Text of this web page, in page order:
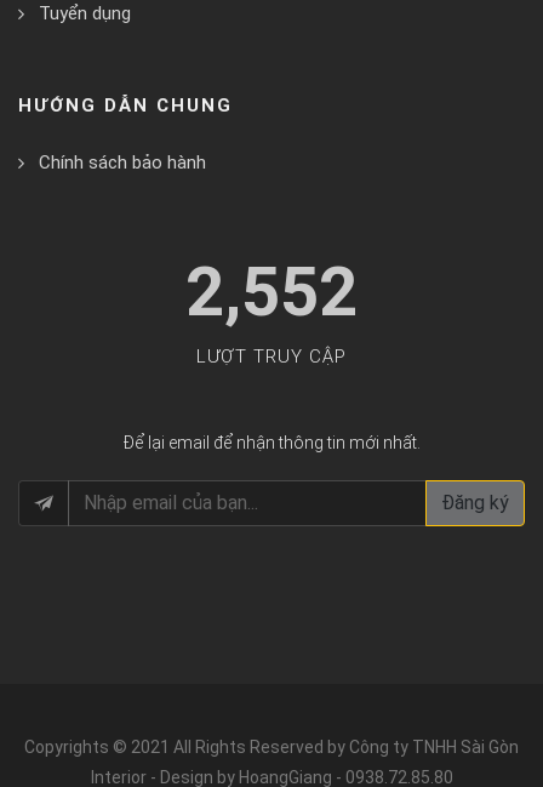
Tuyển dụng
HƯỚNG DẪN CHUNG
Chính sách bảo hành
2,552
LƯỢT TRUY CẬP
Để lại email để nhận thông tin mới nhất.
Đăng ký
Copyrights © 2021 All Rights Reserved by Công ty TNHH Sài Gòn
Interior - Design by HoangGiang - 0938.72.85.80